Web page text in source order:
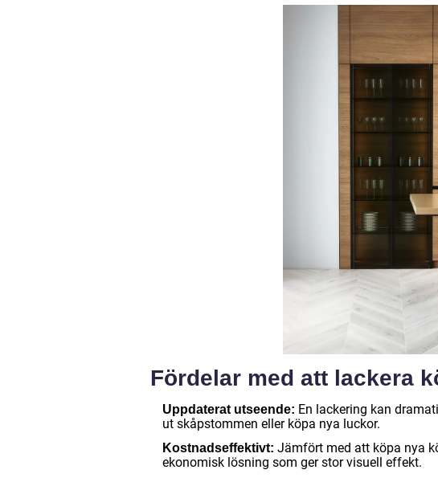
Fördelar med att lackera
Uppdaterat utseende: En lackering kan
ut skåpstommen eller köpa nya luckor.
Kostnadseffektivt: Jämfört med att köpa nya
ekonomisk lösning som ger stor visuell effekt.